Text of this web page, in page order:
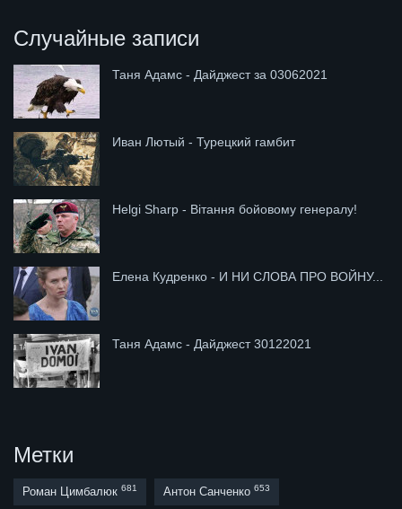
Случайные записи
Таня Адамс - Дайджест за 03062021
Иван Лютый - Турецкий гамбит
Helgi Sharp - Вітання бойовому генералу!
Елена Кудренко - И НИ СЛОВА ПРО ВОЙНУ...
Таня Адамс - Дайджест 30122021
Метки
Роман Цимбалюк 681 Антон Санченко 653